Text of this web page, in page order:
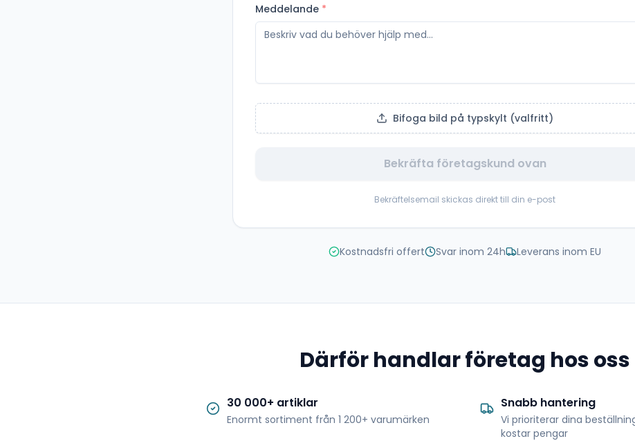
Meddelande *
Bifoga bild på typskylt (valfritt)
Bekräfta företagskund ovan
Bekräftelsemail skickas direkt till din e-post
Kostnadsfri offert Svar inom 24h Leverans inom EU
Därför handlar företag hos oss
30 000+ artiklar
Enormt sortiment från 1 200+ varumärken
Snabb hantering
Vi prioriterar dina
kostar pengar